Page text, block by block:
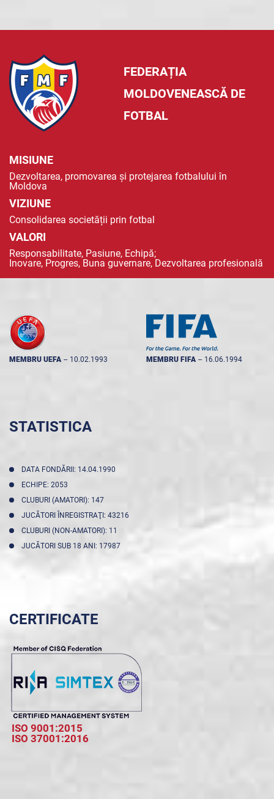
FEDERAȚIA
MOLDOVENEASCĂ DE
FOTBAL
MISIUNE
Dezvoltarea, promovarea și protejarea fotbalului în
Moldova
VIZIUNE
Consolidarea societății prin fotbal
VALORI
Responsabilitate, Pasiune, Echipă;
Inovare, Progres, Buna guvernare, Dezvoltarea profesională
MEMBRU UEFA -- 10.02.1993 MEMBRU FIFA -- 16.06.1994
STATISTICA
DATA FONDĂRII: 14.04.1990
ECHIPE: 2053
CLUBURI (AMATORI): 147
JUCĂTORI ÎNREGISTRAŢI: 43216
CLUBURI (NON-AMATORI): 11
JUCĂTORI SUB 18 ANI: 17987
CERTIFICATE
ISO 9001:2015
ISO 37001:2016